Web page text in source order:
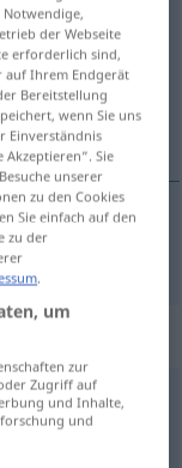
antippen)
Termin,
der Webseite
erforderlich sind,
auf Ihrem Endgerät
Bereitstellung
wenn Sie uns
Einverständnis
Akzeptieren“. Sie
unserer
zu den Cookies
Sie einfach auf den
zu der
.
um
zur
Zugriff auf
und Inhalte,
und